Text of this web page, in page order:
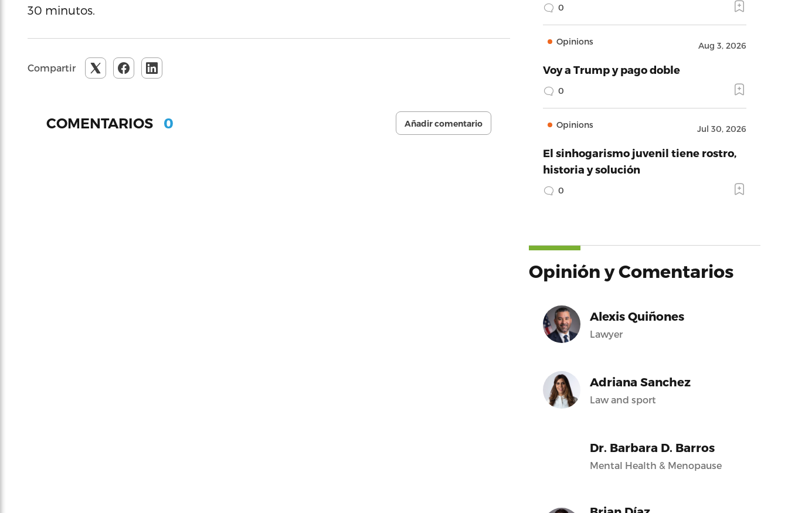
30 minutos.
Compartir
COMENTARIOS 0 Añadir comentario
0
Opinions Aug 3, 2026
Voy a Trump y pago doble
0
Opinions Jul 30, 2026
El sinhogarismo juvenil tiene rostro,
historia y solución
0
Opinión y Comentarios
Alexis Quiñones
Lawyer
Adriana Sanchez
Law and sport
Dr. Barbara D. Barros
Mental Health & Menopause